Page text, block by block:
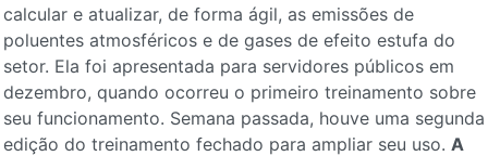
calcular e atualizar, de forma ágil, as emissões de
poluentes atmosféricos e de gases de efeito estufa do
setor. Ela foi apresentada para servidores públicos em
dezembro, quando ocorreu o primeiro treinamento sobre
seu funcionamento. Semana passada, houve uma segunda
edição do treinamento fechado para ampliar seu uso. A